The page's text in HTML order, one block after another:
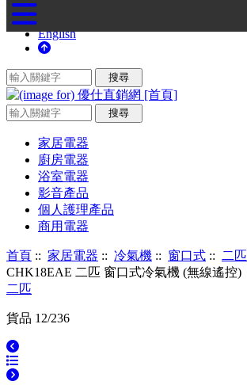
English
家居電器
廚房電器
浴室電器
影音產品
個人護理產品
商用電器
首頁 :: 家居電器 :: 冷氣機 :: 窗口式 :: 二匹
CHK18EAE 二匹 窗口式冷氣機 (無線遙控)
二匹
貨品 12/236